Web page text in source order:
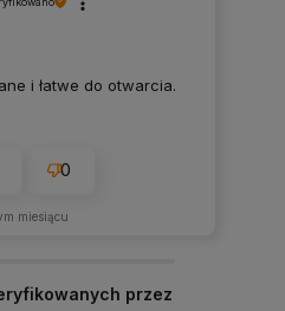
i łatwe do otwarcia.
0
miesiącu
przez